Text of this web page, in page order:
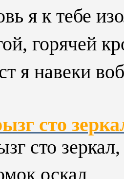
я к тебе
горячей
я навеки
сто
сто зеркал,